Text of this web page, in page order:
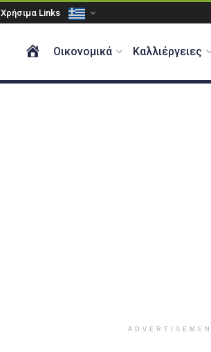
Χρήσιμα Links
ΑΡΧΙΚΗ
Οικονομικά Καλλιέργειες